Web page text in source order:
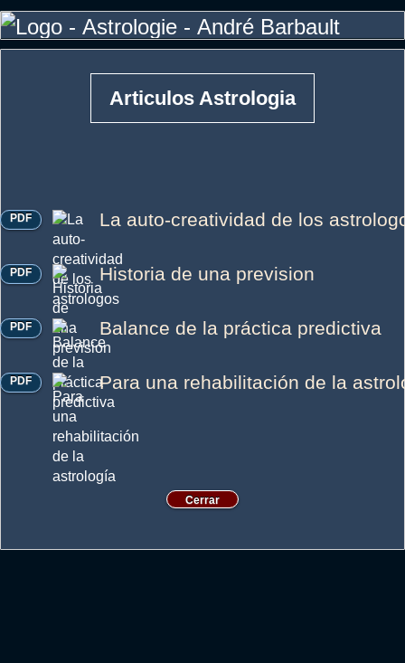
Articulos Astrologia
La auto-creatividad de los
PDF
Historia de una prevision
PDF
Balance de la práctica predictiva
PDF
Para una rehabilitación de la
PDF